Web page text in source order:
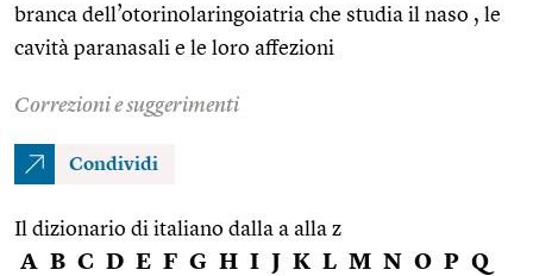
branca dell’otorinolaringoiatria che studia il naso , le
cavità paranasali e le loro affezioni
Correzioni e suggerimenti
Condividi
Il dizionario di italiano dalla a alla z
A B C D E F G H I J K L M N O P Q